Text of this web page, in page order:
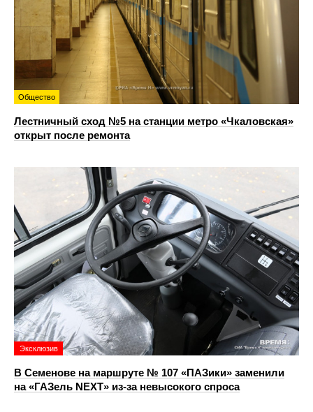
Общество
Лестничный сход №5 на станции метро «Чкаловская»
открыт после ремонта
Эксклюзив
В Семенове на маршруте № 107 «ПАЗики» заменили
на «ГАЗель NEXT» из‑за невысокого спроса